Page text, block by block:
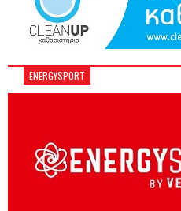
ENERGYSPORT